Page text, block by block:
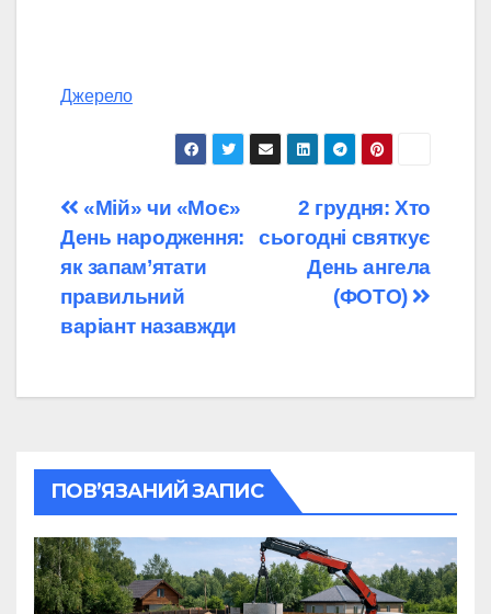
Джерело
Навігація
записів
2 грудня: Хто
сьогодні святкує
День ангела
(ФОТО)
«Мій» чи «Моє»
День народження:
як запам’ятати
правильний
варіант назавжди
ПОВ’ЯЗАНИЙ ЗАПИС